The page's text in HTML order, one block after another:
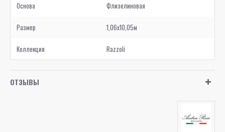
Основа Флизелиновая
Размер 1,06x10,05м
Коллекция Razzoli
ОТЗЫВЫ